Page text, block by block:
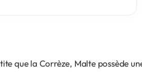
que la Corrèze, Malte possède